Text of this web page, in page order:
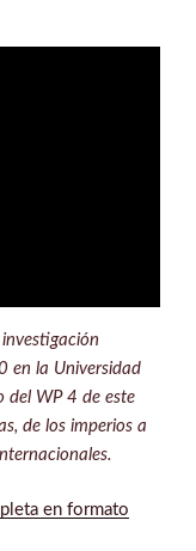
en la Universidad
del WP 4 de este
de los imperios a
en formato